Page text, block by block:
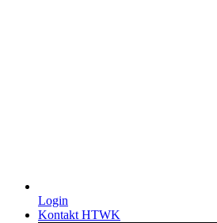
Login
Kontakt HTWK